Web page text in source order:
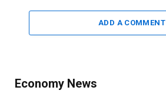
ADD A COMMENT
Economy News